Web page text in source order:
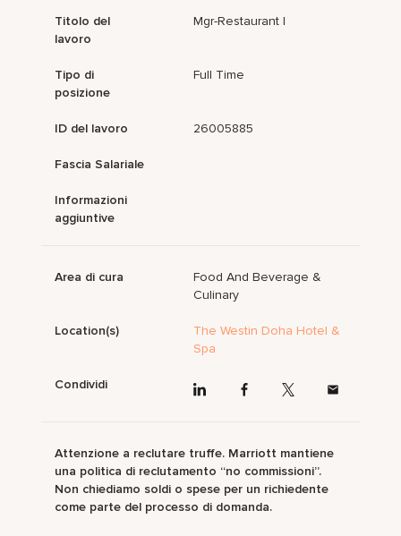
Titolo del
lavoro
Mgr-Restaurant I
Tipo di
posizione
Full Time
ID del lavoro 26005885
Fascia Salariale
Informazioni
aggiuntive
Area di cura
Food And Beverage &
Culinary
Location(s)
The Westin Doha Hotel &
Spa
Condividi
Attenzione a reclutare truffe. Marriott mantiene
una politica di reclutamento “no commissioni”.
Non chiediamo soldi o spese per un richiedente
come parte del processo di domanda.